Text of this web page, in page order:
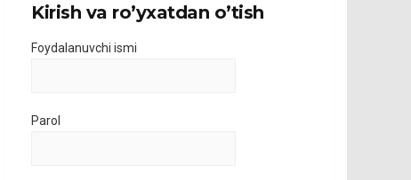
Kirish va ro’yxatdan o’tish
Foydalanuvchi ismi
Parol